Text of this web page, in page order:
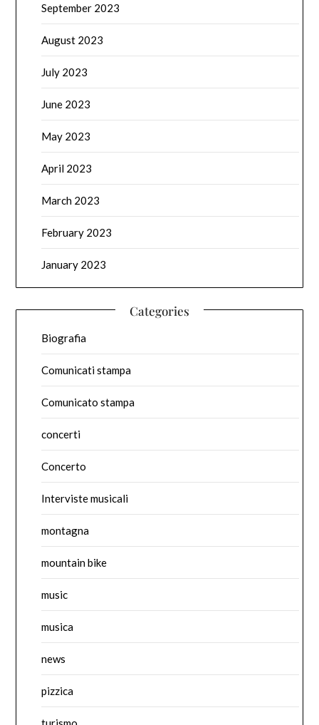
September 2023
August 2023
July 2023
June 2023
May 2023
April 2023
March 2023
February 2023
January 2023
Categories
Biografia
Comunicati stampa
Comunicato stampa
concerti
Concerto
Interviste musicali
montagna
mountain bike
music
musica
news
pizzica